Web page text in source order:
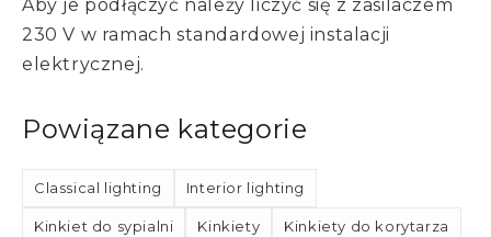
Aby je podłączyć należy liczyć się z zasilaczem
230 V w ramach standardowej instalacji
elektrycznej.
Powiązane kategorie
Classical lighting Interior lighting
Kinkiet do sypialni Kinkiety Kinkiety do korytarza